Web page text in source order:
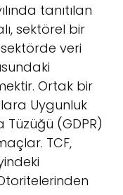
tanıtılan
sektörel bir
veri
Ortak bir
Uygunluk
Tüzüğü (GDPR)
TCF,